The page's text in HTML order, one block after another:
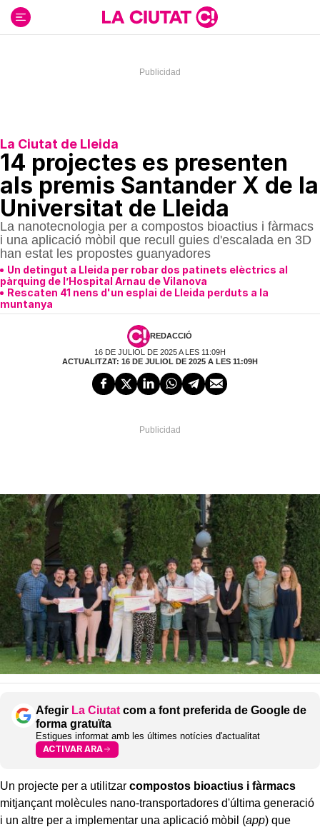
contenido
La Ciutat de Lleida
14 projectes es presenten
als premis Santander X de la
Universitat de Lleida
La nanotecnologia per a compostos bioactius i fàrmacs
i una aplicació mòbil que recull guies d'escalada en 3D
han estat les propostes guanyadores
Un detingut a Lleida per robar dos patinets elèctrics al
pàrquing de l’Hospital Arnau de Vilanova
Rescaten 41 nens d'un esplai de Lleida perduts a la
muntanya
REDACCIÓ
16 DE JULIOL DE 2025 A LES 11:09H
ACTUALITZAT: 16 DE JULIOL DE 2025 A LES 11:09H
Afegir La Ciutat com a font preferida de Google de
forma gratuïta
Estigues informat amb les últimes notícies d'actualitat
ACTIVAR ARA
Un projecte per a utilitzar compostos bioactius i fàrmacs
mitjançant molècules nano-transportadores d'última generació
i un altre per a implementar una aplicació mòbil (app) que